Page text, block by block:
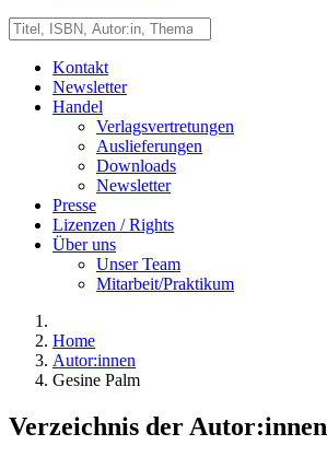
Kontakt
Newsletter
Handel
Verlagsvertretungen
Auslieferungen
Downloads
Newsletter
Presse
Lizenzen / Rights
Über uns
Unser Team
Mitarbeit/Praktikum
Home
Autor:innen
Gesine Palm
Verzeichnis der Autor:innen